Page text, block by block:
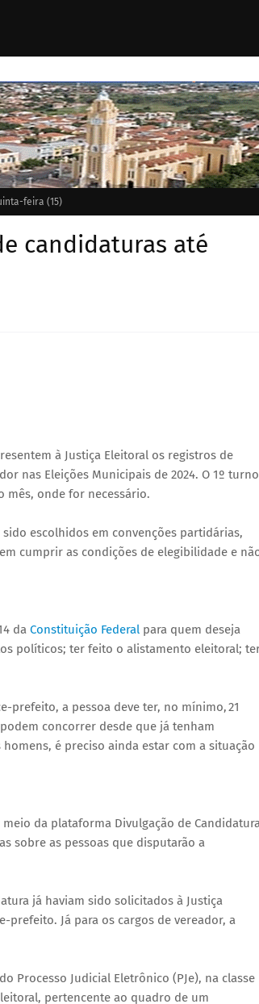
feira (15)
candidaturas até
à Justiça Eleitoral os registros de
nas Eleições Municipais de 2024. O 1º turno
mês, onde for necessário.
escolhidos em convenções partidárias,
cumprir as condições de elegibilidade e
da Constituição Federal para quem deseja
políticos; ter feito o alistamento eleitoral;
prefeito, a pessoa deve ter, no mínimo, 21
concorrer desde que já tenham
é preciso ainda estar com a situação
da plataforma Divulgação de
sobre as pessoas que disputarão a
já haviam sido solicitados à Justiça
prefeito. Já para os cargos de vereador, a
Processo Judicial Eletrônico (PJe), na classe
pertencente ao quadro de um